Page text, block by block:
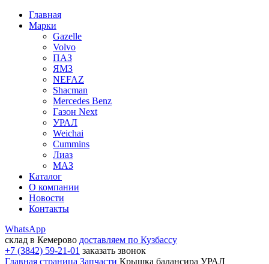
Главная
Марки
Gazelle
Volvo
ПАЗ
ЯМЗ
NEFAZ
Shacman
Mercedes Benz
Газон Next
УРАЛ
Weichai
Cummins
Лиаз
МАЗ
Каталог
О компании
Новости
Контакты
WhatsApp
склад в Кемерово доставляем по Кузбассу
+7 (3842) 59-21-01 заказать звонок
Главная страница Запчасти Крышка балансира УРАЛ